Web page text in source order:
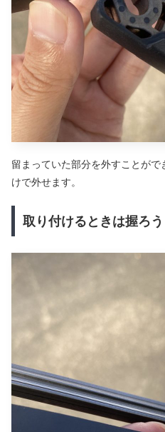
留まっていた部分を外すことが
けで外せます。
取り付けるときは握ろう